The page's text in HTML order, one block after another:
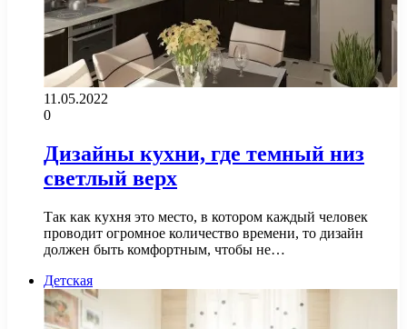
11.05.2022
0
Дизайны кухни, где темный низ
светлый верх
Так как кухня это место, в котором каждый человек
проводит огромное количество времени, то дизайн
должен быть комфортным, чтобы не…
Детская